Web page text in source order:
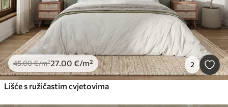
45.00€/m²27.00 €/m² 2
Lišće s ružičastim cvjetovima